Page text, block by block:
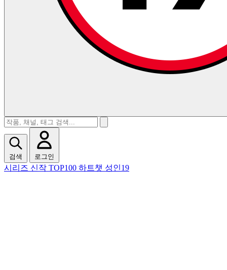
검색 로그인
시리즈 신작 TOP100 하트챗 성인19